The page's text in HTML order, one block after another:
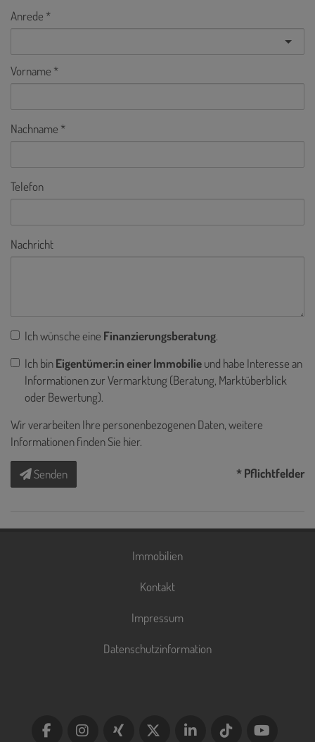
Anrede
Vorname
Nachname
Telefon
Nachricht
Ich wünsche eine Finanzierungsberatung.
Ich binEigentümer:in einer Immobilieund habe Interesse an
Informationen zur Vermarktung (Beratung, Marktüberblick
oder Bewertung).
Wir verarbeiten Ihre personenbezogenen Daten, weitere
Informationen finden Sie hier.
Senden * Pflichtfelder
Immobilien
Kontakt
Impressum
Datenschutzinformation